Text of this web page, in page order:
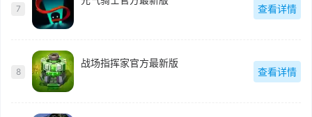
7 查看详情
8
战场指挥家官方最新版
查看详情